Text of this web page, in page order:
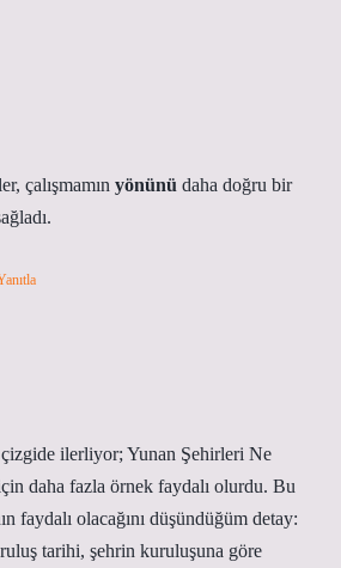
çalışmamın yönünü daha doğru bir
ilerliyor; Yunan Şehirleri Ne
daha fazla örnek faydalı olurdu. Bu
faydalı olacağını düşündüğüm detay:
tarihi, şehrin kuruluşuna göre